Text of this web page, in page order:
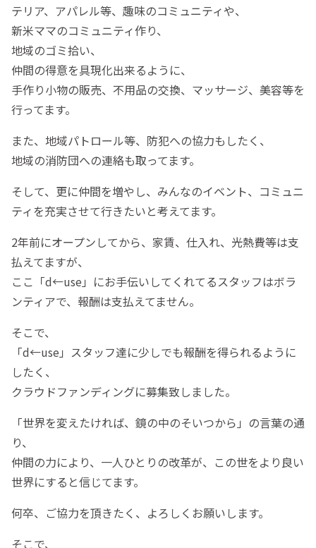
テリア、アパレル等、趣味のコミュニティや、
新米ママのコミュニティ作り、
地域のゴミ拾い、
仲間の得意を具現化出来るように、
手作り小物の販売、不用品の交換、マッサージ、美容等を
行ってます。
また、地域パトロール等、防犯への協力もしたく、
地域の消防団への連絡も取ってます。
そして、更に仲間を増やし、みんなのイベント、コミュニ
ティを充実させて行きたいと考えてます。
2年前にオープンしてから、家賃、仕入れ、光熱費等は支
払えてますが、
ここ「d←use」にお手伝いしてくれてるスタッフはボラ
ンティアで、報酬は支払えてません。
そこで、
「d←use」スタッフ達に少しでも報酬を得られるように
したく、
クラウドファンディングに募集致しました。
「世界を変えたければ、鏡の中のそいつから」の言葉の通
り、
仲間の力により、一人ひとりの改革が、この世をより良い
世界にすると信じてます。
何卒、ご協力を頂きたく、よろしくお願いします。
そこで、